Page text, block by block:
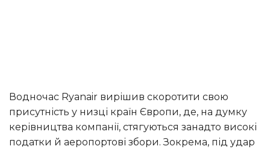
Водночас Ryanair вирішив скоротити свою
присутність у низці країн Європи, де, на думку
керівництва компанії, стягуються занадто високі
податки й аеропортові збори. Зокрема, під удар